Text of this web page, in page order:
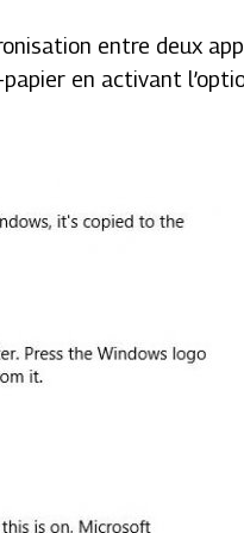
entre deux
en activant